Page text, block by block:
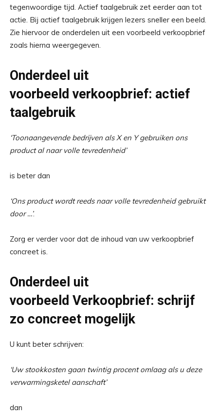
tegenwoordige tijd. Actief taalgebruik zet eerder aan tot
actie. Bij actief taalgebruik krijgen lezers sneller een beeld.
Zie hiervoor de onderdelen uit een voorbeeld verkoopbrief
zoals hierna weergegeven.
Onderdeel uit
voorbeeld verkoopbrief: actief
taalgebruik
‘Toonaangevende bedrijven als X en Y gebruiken ons
product al naar volle tevredenheid’
is beter dan
‘Ons product wordt reeds naar volle tevredenheid gebruikt
door …’.
Zorg er verder voor dat de inhoud van uw verkoopbrief
concreet is.
Onderdeel uit
voorbeeld Verkoopbrief: schrijf
zo concreet mogelijk
U kunt beter schrijven:
‘Uw stookkosten gaan twintig procent omlaag als u deze
verwarmingsketel aanschaft’
dan